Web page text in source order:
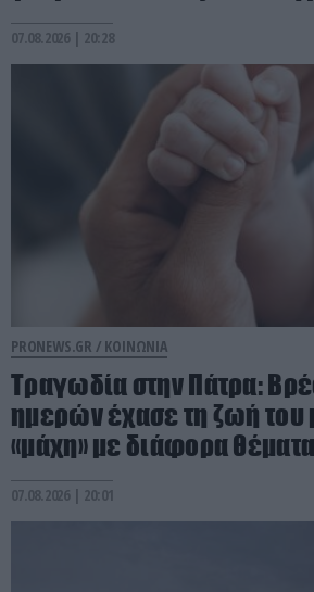
07.08.2026 | 20:28
PRONEWS.GR / ΚΟΙΝΩΝΙΑ
Τραγωδία στην Πάτρα:
ημερών έχασε τη ζωή του
«μάχη» με διάφορα
07.08.2026 | 20:01